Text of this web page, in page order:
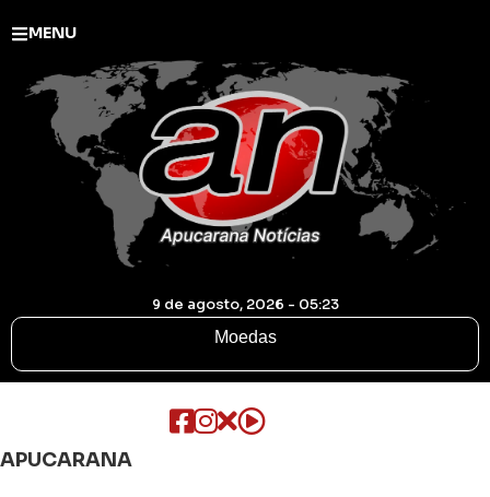
MENU
9 de agosto, 2026 - 05:23
Moedas
APUCARANA